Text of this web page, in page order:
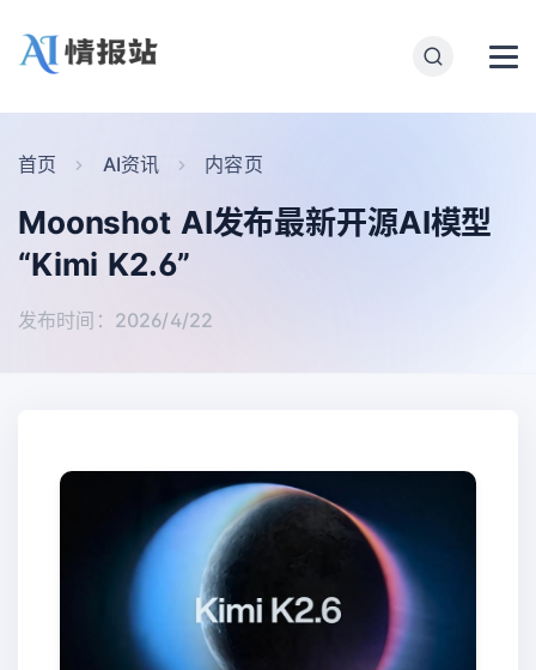
首页 AI资讯 内容页
Moonshot AI发布最新开源AI模型
“Kimi K2.6”
发布时间：2026/4/22